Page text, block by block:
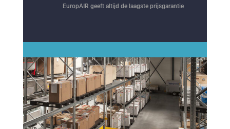
EuropAIR geeft altijd de laagste prijsgarantie